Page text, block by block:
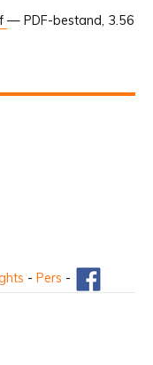
— PDF-bestand, 3.56
- Pers -